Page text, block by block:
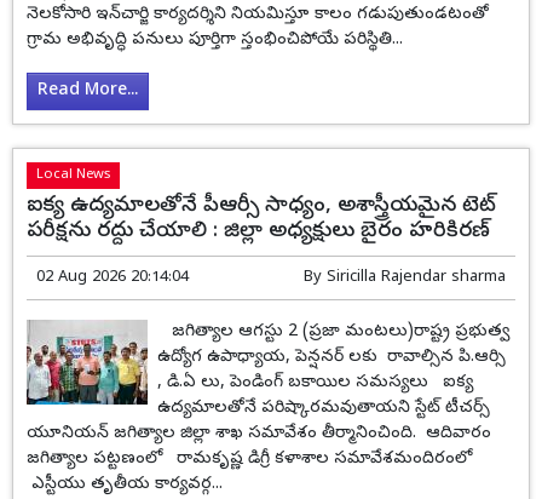
నెలకోసారి ఇన్‌చార్జి కార్యదర్శిని నియమిస్తూ కాలం గడుపుతుండటంతో
గ్రామ అభివృద్ధి పనులు పూర్తిగా స్తంభించిపోయే పరిస్థితి...
Read More...
Local News
ఐక్య ఉద్యమాలతోనే పీఆర్సీ సాధ్యం, అశాస్త్రీయమైన టెట్
పరీక్షను రద్దు చేయాలి : జిల్లా అధ్యక్షులు బైరం హరికిరణ్
02 Aug 2026 20:14:04 By Siricilla Rajendar sharma
జగిత్యాల ఆగస్టు 2 (ప్రజా మంటలు)రాష్ట్ర ప్రభుత్వ
ఉద్యోగ ఉపాధ్యాయ, పెన్షనర్ లకు రావాల్సిన పి.ఆర్సి
, డి.ఏ లు, పెండింగ్ బకాయిల సమస్యలు ఐక్య
ఉద్యమాలతోనే పరిష్కారమవుతాయని స్టేట్ టీచర్స్
యూనియన్ జగిత్యాల జిల్లా శాఖ సమావేశం తీర్మానించింది. ఆదివారం
జగిత్యాల పట్టణంలో రామకృష్ణ డిగ్రీ కళాశాల సమావేశమందిరంలో
ఎస్టీయు తృతీయ కార్యవర్గ...